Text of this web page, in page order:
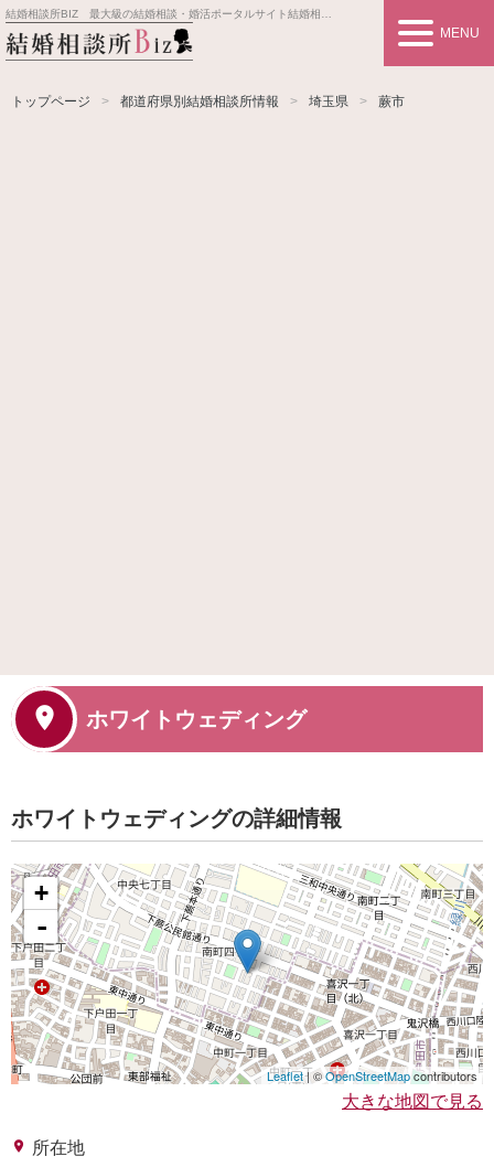
結婚相談所BIZ 最大級の結婚相談・婚活ポータルサイト結婚相談所事業者情報や婚活お見合いの悩み、対策を紹介します。
MENU
トップページ 都道府県別結婚相談所情報 埼玉県 蕨市
ホワイトウェディング
ホワイトウェディングの詳細情報
+
-
Leaflet| ©OpenStreetMapcontributors
大きな地図で見る
place 所在地